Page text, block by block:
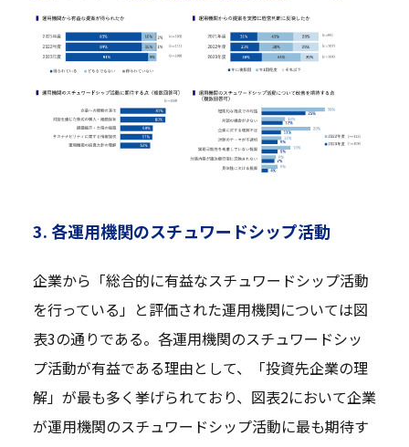
3. 各運用機関のスチュワードシップ活動
企業から「総合的に有益なスチュワードシップ活動
を行っている」と評価された運用機関については図
表3の通りである。各運用機関のスチュワードシッ
プ活動が有益である理由として、「投資先企業の理
解」が最も多く挙げられており、図表2において企業
が運用機関のスチュワードシップ活動に最も期待す